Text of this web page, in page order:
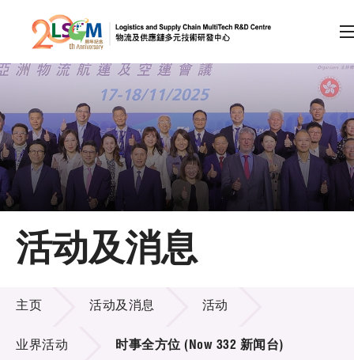
跳到内容（按回车键）
会员登录
A A EN 繁 简
主页
关于LSCM
技术商品化
项目及资助计划
活动及消息
活动及消息
主页 活动及消息 活动
业界活动 时事全方位 (Now 332 新闻台)